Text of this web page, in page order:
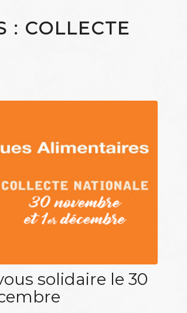
: COLLECTE
solidaire le 30